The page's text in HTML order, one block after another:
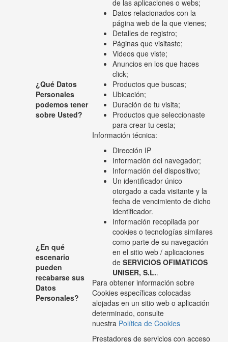
¿Qué Datos
Personales
podemos tener
sobre Usted?
de las aplicaciones o webs;
Datos relacionados con la
página web de la que vienes;
Detalles de registro;
Páginas que visitaste;
Videos que viste;
Anuncios en los que haces
click;
Productos que buscas;
Ubicación;
Duración de tu visita;
Productos que seleccionaste
para crear tu cesta;
Información técnica:
Dirección IP
Información del navegador;
Información del dispositivo;
Un identificador único
otorgado a cada visitante y la
fecha de vencimiento de dicho
identificador.
¿En qué
escenario
pueden
recabarse sus
Datos
Personales?
Información recopilada por
cookies o tecnologías similares
como parte de su navegación
en el sitio web / aplicaciones
de SERVICIOS OFIMATICOS
UNISER, S.L..
Para obtener información sobre
Cookies específicas colocadas
alojadas en un sitio web o aplicación
determinado, consulte
nuestra Política de Cookies
Prestadores de servicios con acceso